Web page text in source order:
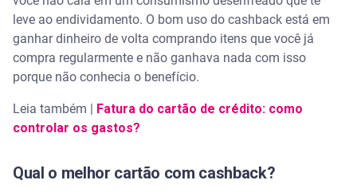
leve ao endividamento. O bom uso do cashback está em
ganhar dinheiro de volta comprando itens que você já
compra regularmente e não ganhava nada com isso
porque não conhecia o benefício.
Leia também |
Fatura do cartão de crédito: como
controlar os gastos?
Qual o melhor cartão com cashback?